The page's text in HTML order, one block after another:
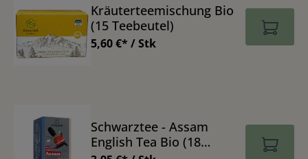
Kräuterteemischung Bio
(15 Teebeutel)
5,60 €* / Stk
Schwarztee - Assam
English Tea Bio (18